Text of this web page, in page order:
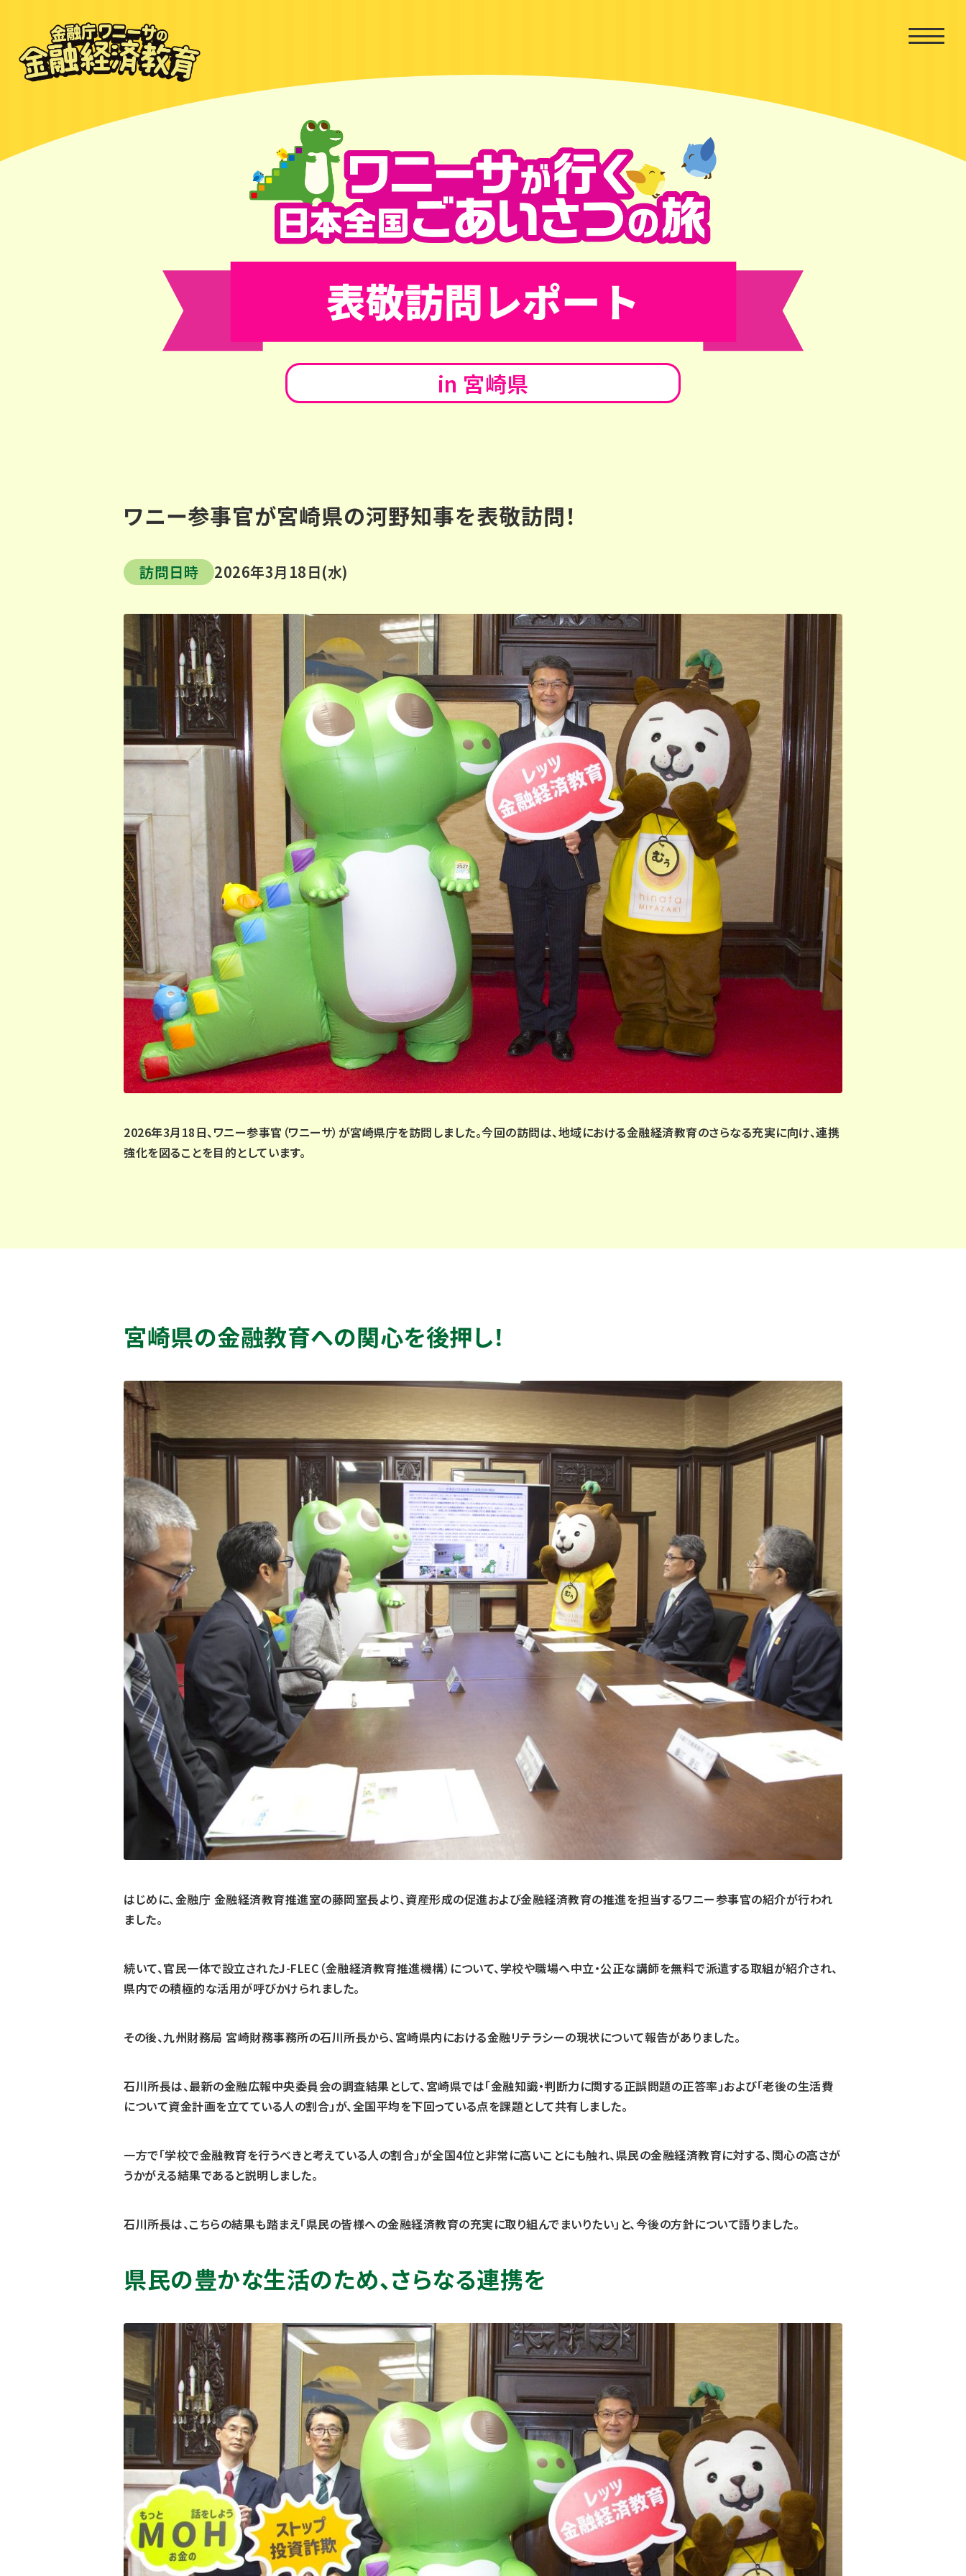
金融庁ワニ
ーサの金融
ワニーサが行く 日本全国ごあいさつの旅
表敬訪問レポート
in 宮崎県
ワニー参事官が宮崎県の河野知事を表敬訪問！
訪問日時 2026年3月18日(水)
2026年3月18日、ワニー参事官（ワニーサ）が宮崎県庁を訪問しました。今回の訪問は、地域における金融経済教育のさらなる充実に向け、連携
強化を図ることを目的としています。
宮崎県の金融教育への関心を後押し！
はじめに、金融庁 金融経済教育推進室の藤岡室長より、資産形成の促進および金融経済教育の推進を担当するワニー参事官の紹介が行われ
ました。
続いて、官民一体で設立されたJ-FLEC（金融経済教育推進機構）について、学校や職場へ中立・公正な講師を無料で派遣する取組が紹介され、
県内での積極的な活用が呼びかけられました。
その後、九州財務局 宮崎財務事務所の石川所長から、宮崎県内における金融リテラシーの現状について報告がありました。
石川所長は、最新の金融広報中央委員会の調査結果として、宮崎県では「金融知識・判断力に関する正誤問題の正答率」および「老後の生活費
について資金計画を立てている人の割合」が、全国平均を下回っている点を課題として共有しました。
一方で「学校で金融教育を行うべきと考えている人の割合」が全国4位と非常に高いことにも触れ、県民の金融経済教育に対する、関心の高さが
うかがえる結果であると説明しました。
石川所長は、こちらの結果も踏まえ「県民の皆様への金融経済教育の充実に取り組んでまいりたい」と、今後の方針について語りました。
県民の豊かな生活のため、さらなる連携を